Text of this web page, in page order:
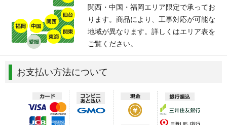
関西・中国・福岡エリア限定で承ってお
ります。商品により、工事対応が可能な
地域が異なります。詳しくはエリア表を
ご覧ください。
お支払い方法について